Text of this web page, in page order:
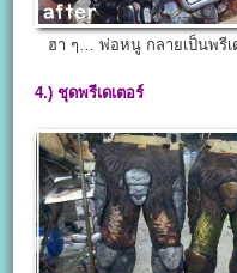
ฮา ๆ… พ่อหนู กลายเป็นพรีเ
4.) ชุดพรีเดเตอร์